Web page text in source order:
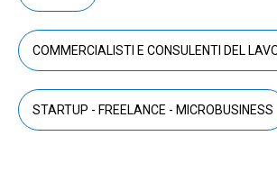
COMMERCIALISTI E CONSULENTI DEL
STARTUP - FREELANCE - MICROBUSINESS